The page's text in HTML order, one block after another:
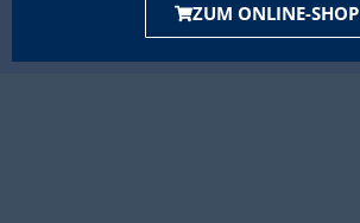
ZUM ONLINE-SHOP